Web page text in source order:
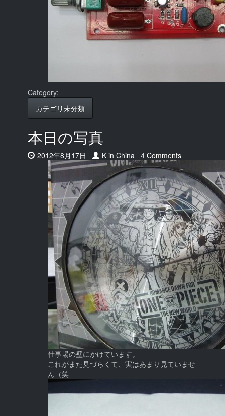
Category:
カテゴリ未分類
本日の写真
Date:
2012年8月17日 Author:
K in China 4 Comments
仕事場の壁にかけています。
これがまた見づらくて、実はあまり見ていませ
ん（笑